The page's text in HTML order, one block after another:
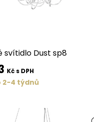
svítidlo Dust sp8
Kč s DPH
2-4 týdnů